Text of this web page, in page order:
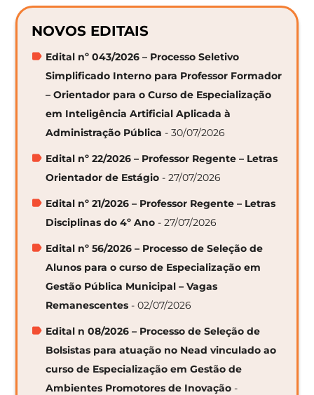
NOVOS EDITAIS
Edital nº 043/2026 – Processo Seletivo
Simplificado Interno para Professor Formador
– Orientador para o Curso de Especialização
em Inteligência Artificial Aplicada à
Administração Pública - 30/07/2026
Edital nº 22/2026 – Professor Regente – Letras
Orientador de Estágio - 27/07/2026
Edital nº 21/2026 – Professor Regente – Letras
Disciplinas do 4º Ano - 27/07/2026
Edital nº 56/2026 – Processo de Seleção de
Alunos para o curso de Especialização em
Gestão Pública Municipal – Vagas
Remanescentes - 02/07/2026
Edital n 08/2026 – Processo de Seleção de
Bolsistas para atuação no Nead vinculado ao
curso de Especialização em Gestão de
Ambientes Promotores de Inovação -